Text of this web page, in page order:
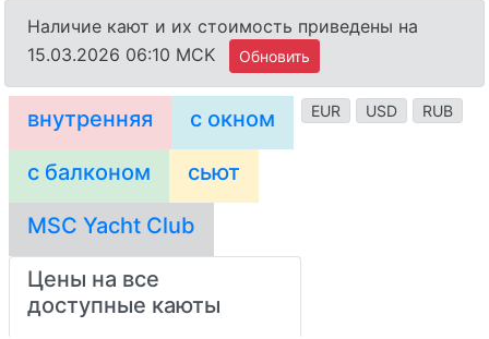
Наличие кают и их стоимость приведены на
15.03.2026 06:10 MCK
Обновить
EUR USD RUB
внутренняя с окном
с балконом сьют
MSC Yacht Club
Цены на все
доступные каюты